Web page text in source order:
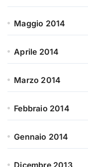
Maggio 2014
Aprile 2014
Marzo 2014
Febbraio 2014
Gennaio 2014